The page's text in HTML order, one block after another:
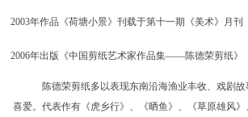
2003年作品《荷塘小景》刊载于第十一期《美术》月刊
2006年出版《中国剪纸艺术家作品集——陈德荣剪纸》
陈德荣剪纸多以表现东南沿海渔业丰收、戏剧
喜爱。代表作有《虎乡行》、《晒鱼》、《草原雄风》